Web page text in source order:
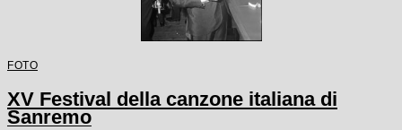
FOTO
XV Festival della canzone italiana di
Sanremo